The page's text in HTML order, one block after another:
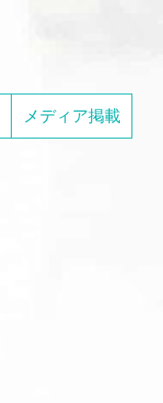
メディア掲載